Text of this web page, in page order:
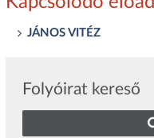
JÁNOS VITÉZ
Folyóirat kereső